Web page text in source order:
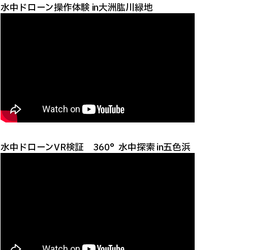
水中ドローン操作体験 in大洲肱川緑地
水中ドローンVR検証 360°水中探索 in五色浜